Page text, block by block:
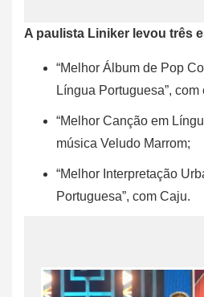
A paulista Liniker levou três
“Melhor Álbum de Pop
Língua Portuguesa”, com
“Melhor Canção em
música Veludo Marrom;
“Melhor Interpretação
Portuguesa”, com Caju.